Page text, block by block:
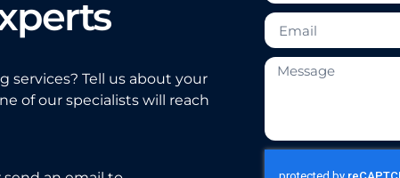
services? Tell us about your
of our specialists will reach